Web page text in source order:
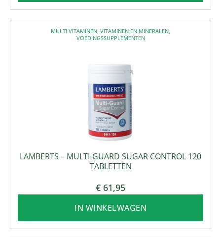
MULTI VITAMINEN VITAMINEN EN MINERALEN
VOEDINGSSUPPLEMENTEN
LAMBERTS – MULTI-GUARD SUGAR CONTROL 120
TABLETTEN
€ 61,95
IN WINKELWAGEN